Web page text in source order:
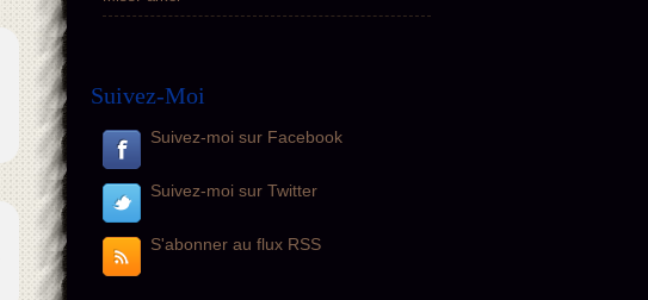
Suivez-Moi
Suivez-moi sur Facebook
Suivez-moi sur Twitter
S'abonner au flux RSS